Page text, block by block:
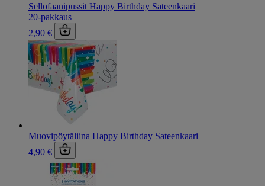
Sellofaanipussit Happy Birthday Sateenkaari
20-pakkaus
2,90 €
Muovipöytäliina Happy Birthday Sateenkaari
4,90 €